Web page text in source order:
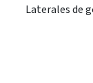
Laterales de